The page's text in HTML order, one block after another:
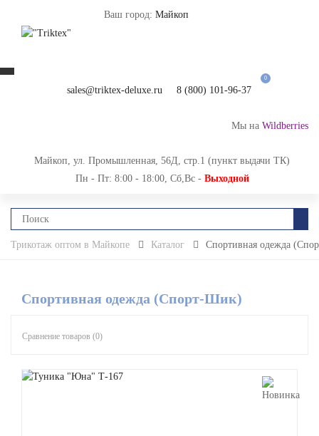
Ваш город: Майкоп
0
8 (800) 101-96-37
sales@triktex-deluxe.ru
Мы на Wildberries
Майкоп, ул. Промышленная, 56Д, стр.1 (пункт выдачи ТК)
Пн - Пт: 8:00 - 18:00, Сб,Вс - Выходной
Трикотаж оптом в Майкопе Каталог Спортивная одежда
Спортивная одежда (Спорт-Шик)
Сравнение товаров (0)